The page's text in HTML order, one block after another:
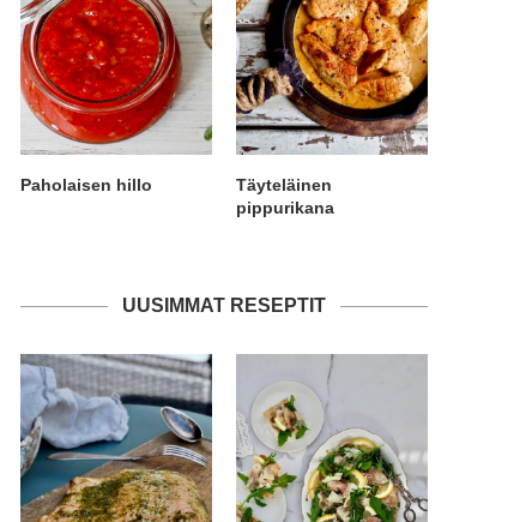
Paholaisen hillo
Täyteläinen
pippurikana
UUSIMMAT RESEPTIT